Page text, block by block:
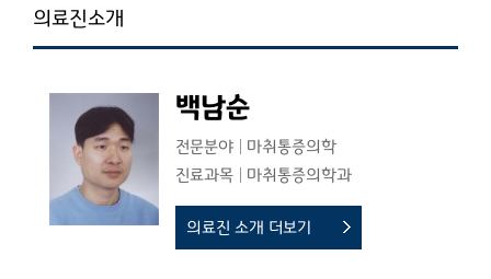
의료진소개
백남순
전문분야
마취통증의학
진료과목
마취통증의학과
의료진 소개 더보기